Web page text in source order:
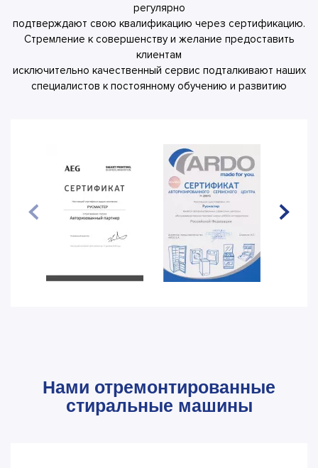
регулярно
подтверждают свою квалификацию через сертификацию.
Стремление к совершенству и желание предоставить
клиентам
исключительно качественный сервис подталкивают наших
специалистов к постоянному обучению и развитию
Нами отремонтированные
стиральные машины